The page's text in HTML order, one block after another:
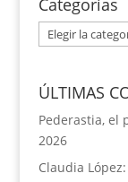
Categorías
Categorías
ÚLTIMAS
Pederastia, el
2026
Claudia